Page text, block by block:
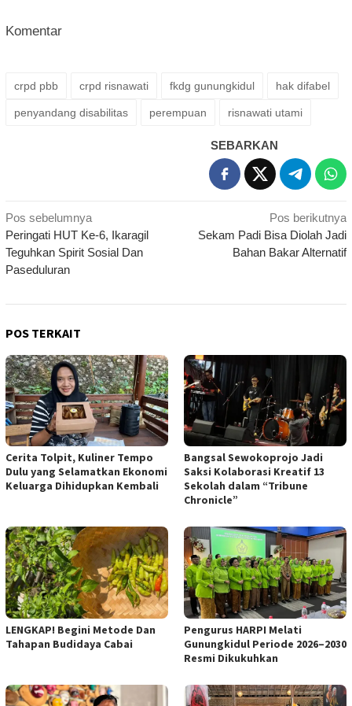
Komentar
crpd pbb crpd risnawati fkdg gunungkidul hak difabel
penyandang disabilitas perempuan risnawati utami
SEBARKAN
Navigasi
pos
Pos sebelumnya
Peringati HUT Ke-6, Ikaragil
Teguhkan Spirit Sosial Dan
Paseduluran
Pos berikutnya
Sekam Padi Bisa Diolah Jadi
Bahan Bakar Alternatif
POS TERKAIT
Cerita Tolpit, Kuliner Tempo
Dulu yang Selamatkan Ekonomi
Keluarga Dihidupkan Kembali
Bangsal Sewokoprojo Jadi
Saksi Kolaborasi Kreatif 13
Sekolah dalam “Tribune
Chronicle”
LENGKAP! Begini Metode Dan
Tahapan Budidaya Cabai
Pengurus HARPI Melati
Gunungkidul Periode 2026–2030
Resmi Dikukuhkan